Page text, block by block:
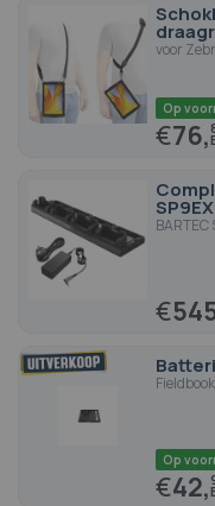
voor
Op
€76,
BARTEC
€
Fieldbook
Op
€42,